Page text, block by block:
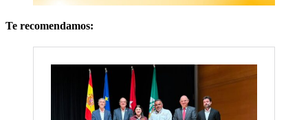
Te recomendamos: